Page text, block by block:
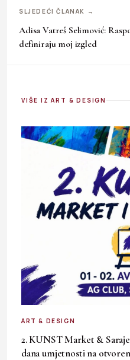
SLJEDEĆI ČLANAK →
Adisa Vatreš Selimović:
definiraju moj izgled
VIŠE IZ ART & DESIGN
ART & DESIGN
2. KUNST Market &
dana umjetnosti na